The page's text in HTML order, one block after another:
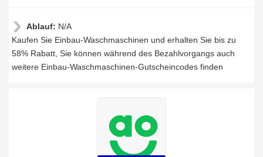
Ablauf: N/A
Kaufen Sie Einbau-Waschmaschinen und erhalten Sie bis zu
58% Rabatt, Sie können während des Bezahlvorgangs auch
weitere Einbau-Waschmaschinen-Gutscheincodes finden